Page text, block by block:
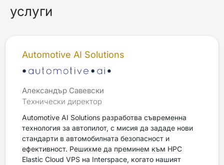
услуги
Automotive AI Solutions
Александър Савевски
Технически директор
Automotive AI Solutions разработва съвременна
технология за автопилот, с мисия да зададе нови
стандарти в автомобилната безопасност и
ефективност. Решихме да преминем към HPC
Elastic Cloud VPS на Interspace, когато нашият